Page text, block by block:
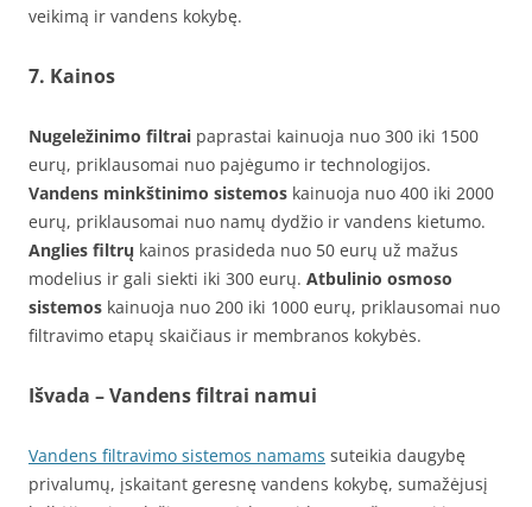
veikimą ir vandens kokybę.
7. Kainos
Nugeležinimo filtrai paprastai kainuoja nuo 300 iki 1500
eurų, priklausomai nuo pajėgumo ir technologijos.
Vandens minkštinimo sistemos kainuoja nuo 400 iki 2000
eurų, priklausomai nuo namų dydžio ir vandens kietumo.
Anglies filtrų kainos prasideda nuo 50 eurų už mažus
modelius ir gali siekti iki 300 eurų. Atbulinio osmoso
sistemos kainuoja nuo 200 iki 1000 eurų, priklausomai nuo
filtravimo etapų skaičiaus ir membranos kokybės.
Išvada – Vandens filtrai namui
Vandens filtravimo sistemos namams suteikia daugybę
privalumų, įskaitant geresnę vandens kokybę, sumažėjusį